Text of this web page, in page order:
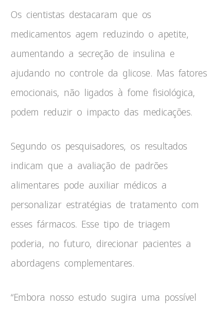
Os cientistas destacaram que os
medicamentos agem reduzindo o apetite,
aumentando a secreção de insulina e
ajudando no controle da glicose. Mas fatores
emocionais, não ligados à fome fisiológica,
podem reduzir o impacto das medicações.
Segundo os pesquisadores, os resultados
indicam que a avaliação de padrões
alimentares pode auxiliar médicos a
personalizar estratégias de tratamento com
esses fármacos. Esse tipo de triagem
poderia, no futuro, direcionar pacientes a
abordagens complementares.
“Embora nosso estudo sugira uma possível